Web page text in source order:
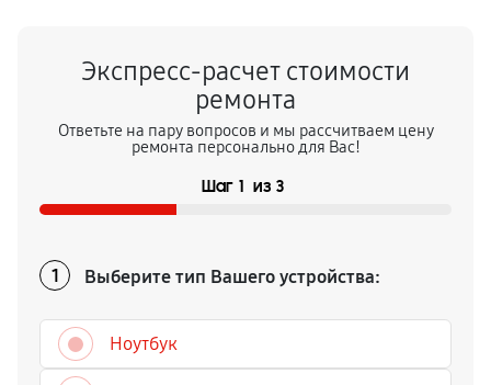
Экспресс-расчет стоимости
ремонта
Ответьте на пару вопросов и мы рассчитваем цену
ремонта персонально для Вас!
Шаг 1 из 3
1 Выберите тип Вашего устройства:
Ноутбук